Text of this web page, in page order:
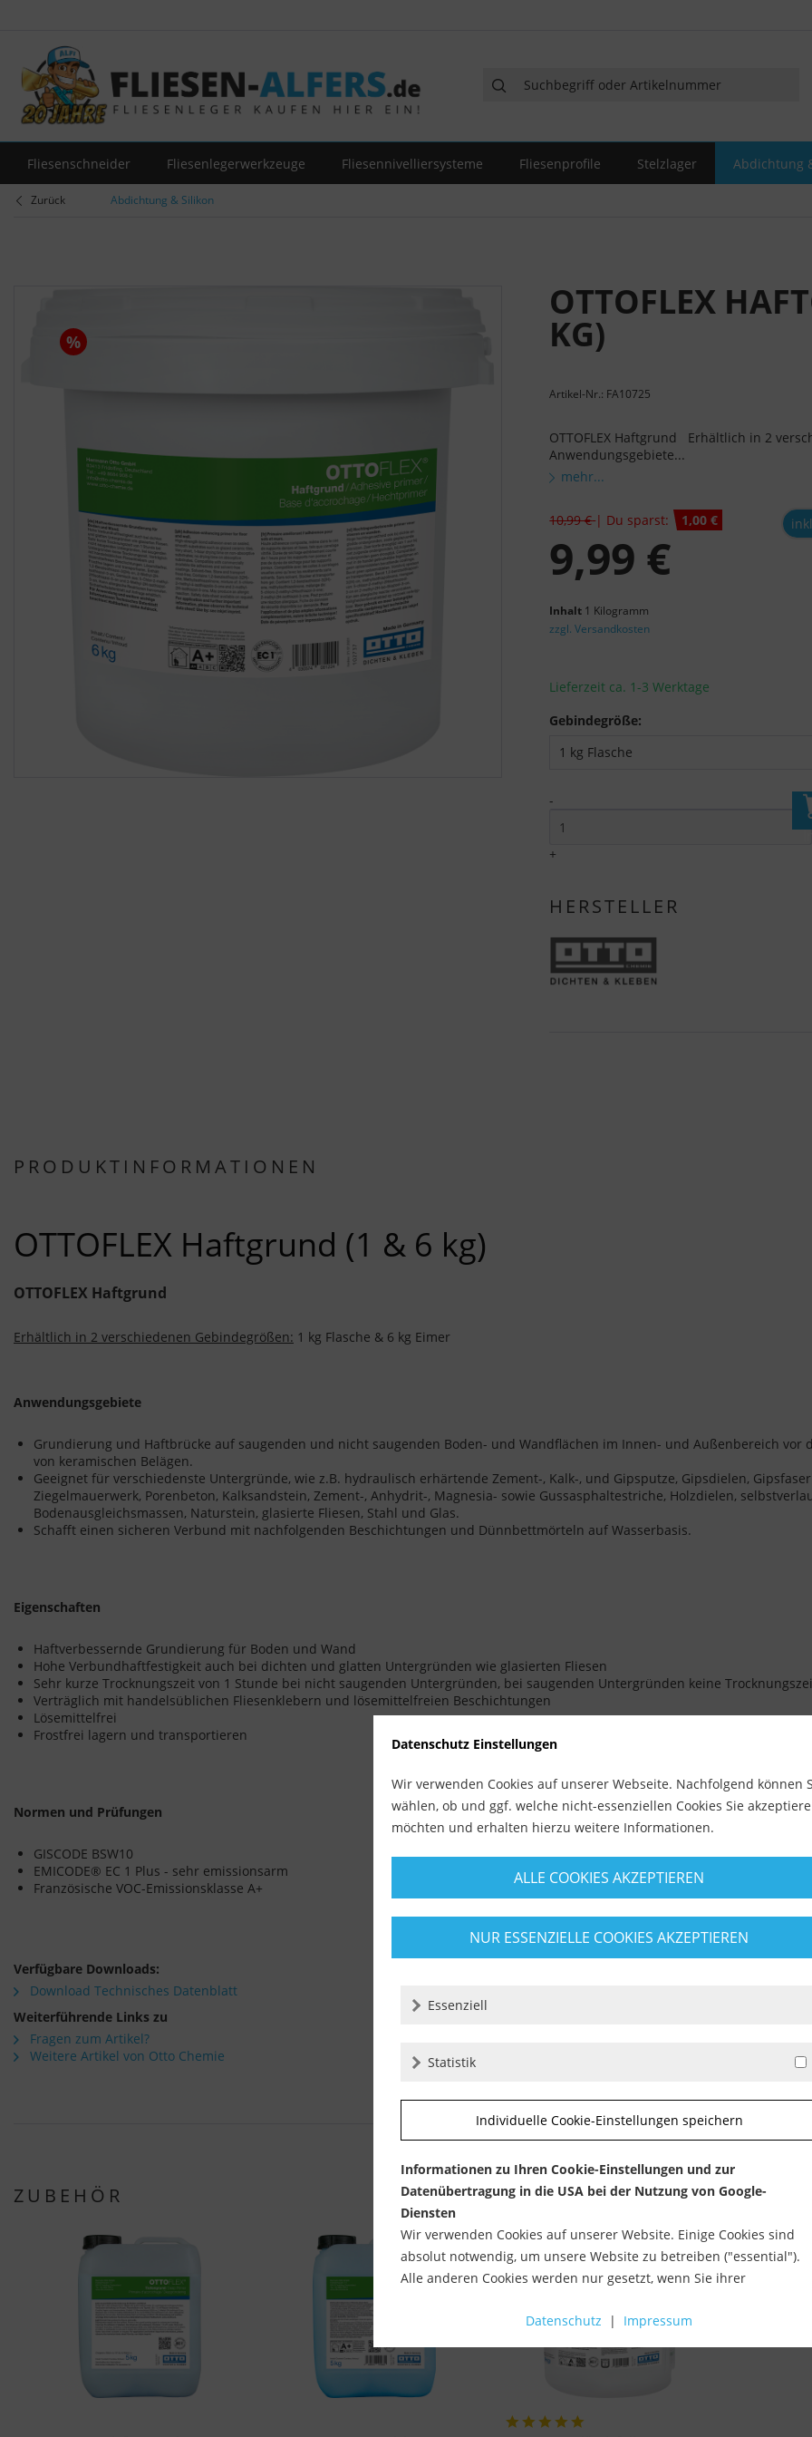
Fliesenschneider Fliesenlegerwerkzeuge Fliesennivelliersysteme Fliesenprofile Stelzlager Abdichtung
Zurück Abdichtung & Silikon
%
OTTOFLEX
KG)
Artikel-Nr.: FA10725
OTTOFLEX Haftgrund Erhältlich in 2
Anwendungsgebiete...
mehr...
10,99 € | Du sparst: 1,00 €
9,99 €
Inhalt 1 Kilogramm
zzgl. Versandkosten
Lieferzeit ca. 1-3 Werktage
Gebindegröße:
-
+
HERSTELLER
PRODUKTINFORMATIONEN
OTTOFLEX Haftgrund (1 & 6 kg)
OTTOFLEX Haftgrund
Erhältlich in 2 verschiedenen Gebindegrößen: 1 kg Flasche & 6 kg Eimer
Anwendungsgebiete
Grundierung und Haftbrücke auf saugenden und nicht saugenden Boden- und Wandflächen im Innen- und Außenbereich vor
von keramischen Belägen.
Geeignet für verschiedenste Untergründe, wie z.B. hydraulisch erhärtende Zement-, Kalk-, und Gipsputze, Gipsdielen,
Ziegelmauerwerk, Porenbeton, Kalksandstein, Zement-, Anhydrit-, Magnesia- sowie Gussasphaltestriche, Holzdielen,
Bodenausgleichsmassen, Naturstein, glasierte Fliesen, Stahl und Glas.
Schafft einen sicheren Verbund mit nachfolgenden Beschichtungen und Dünnbettmörteln auf Wasserbasis.
Eigenschaften
Haftverbessernde Grundierung für Boden und Wand
Hohe Verbundhaftfestigkeit auch bei dichten und glatten Untergründen wie glasierten Fliesen
Sehr kurze Trocknungszeit von 1 Stunde bei nicht saugenden Untergründen, bei saugenden Untergründen keine
Verträglich mit handelsüblichen Fliesenklebern und lösemittelfreien Beschichtungen
Lösemittelfrei
Frostfrei lagern und transportieren
Normen und Prüfungen
GISCODE BSW10
EMICODE® EC 1 Plus - sehr emissionsarm
Französische VOC-Emissionsklasse A+
Verfügbare Downloads:
Download Technisches Datenblatt
Weiterführende Links zu
Fragen zum Artikel?
Weitere Artikel von Otto Chemie
ZUBEHÖR
Datenschutz Einstellungen
Wir verwenden Cookies auf unserer Webseite. Nachfolgend können
wählen, ob und ggf. welche nicht-essenziellen Cookies Sie
möchten und erhalten hierzu weitere Informationen.
ALLE COOKIES AKZEPTIEREN
NUR ESSENZIELLE COOKIES AKZEPTIEREN
Essenziell
Statistik
Individuelle Cookie-Einstellungen speichern
Informationen zu Ihren Cookie-Einstellungen und zur
Datenübertragung in die USA bei der Nutzung von Google-
Diensten
Wir verwenden Cookies auf unserer Website. Einige Cookies sind
absolut notwendig, um unsere Website zu betreiben ("essential").
Alle anderen Cookies werden nur gesetzt, wenn Sie ihrer
können Sie wählen, ob Sie "nur wesentliche Cookies ", "alle Cookies
akzeptieren" oder "individuelle Cookie-Einstellungen speichern"
Datenschutz | Impressum